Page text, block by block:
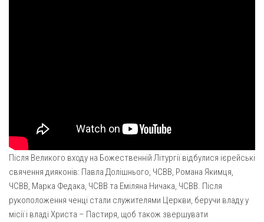
Після Великого входу на Божественній Літургії відбулися ієрейські
свячення дияконів: Павла Долішнього, ЧСВВ, Романа Якимця,
ЧСВВ, Марка Федака, ЧСВВ та Еміляна Ничака, ЧСВВ. Після
рукоположення ченці стали служителями Церкви, беручи владу у
місії і владі Христа – Пастиря, щоб також звершувати